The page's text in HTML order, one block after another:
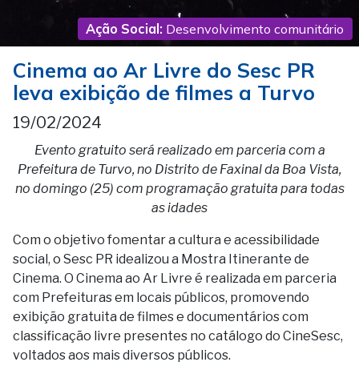
Ação Social: Desenvolvimento comunitário
Cinema ao Ar Livre do Sesc PR
leva exibição de filmes a Turvo
19/02/2024
Evento gratuito será realizado em parceria com a
Prefeitura de Turvo, no Distrito de Faxinal da Boa Vista,
no domingo (25) com programação gratuita para todas
as idades
Com o objetivo fomentar a cultura e acessibilidade
social, o Sesc PR idealizou a Mostra Itinerante de
Cinema. O Cinema ao Ar Livre é realizada em parceria
com Prefeituras em locais públicos, promovendo
exibição gratuita de filmes e documentários com
classificação livre presentes no catálogo do CineSesc,
voltados aos mais diversos públicos.